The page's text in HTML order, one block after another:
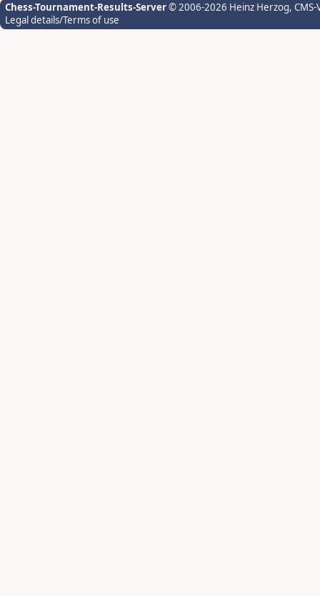
Chess-Tournament-Results-Server© 2006-2026 Heinz Herzog,
Legal details/Terms of use